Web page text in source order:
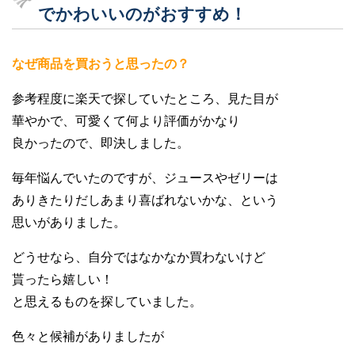
でかわいいのがおすすめ！
なぜ商品を買おうと思ったの？
参考程度に楽天で探していたところ、見た目が
華やかで、可愛くて何より評価がかなり
良かったので、即決しました。
毎年悩んでいたのですが、ジュースやゼリーは
ありきたりだしあまり喜ばれないかな、という
思いがありました。
どうせなら、自分ではなかなか買わないけど
貰ったら嬉しい！
と思えるものを探していました。
色々と候補がありましたが